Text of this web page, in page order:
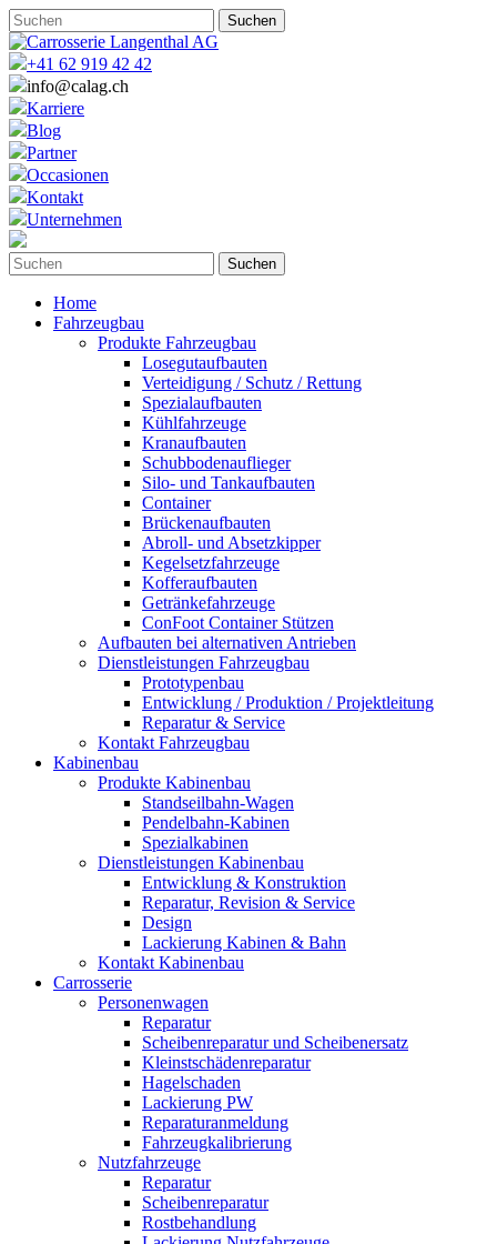
+41 62 919 42 42
info@calag.ch
Karriere
Blog
Partner
Occasionen
Kontakt
Unternehmen
Home
Fahrzeugbau
Produkte Fahrzeugbau
Losegutaufbauten
Verteidigung / Schutz / Rettung
Spezialaufbauten
Kühlfahrzeuge
Kranaufbauten
Schubbodenauflieger
Silo- und Tankaufbauten
Container
Brückenaufbauten
Abroll- und Absetzkipper
Kegelsetzfahrzeuge
Kofferaufbauten
Getränkefahrzeuge
ConFoot Container Stützen
Aufbauten bei alternativen Antrieben
Dienstleistungen Fahrzeugbau
Prototypenbau
Entwicklung / Produktion / Projektleitung
Reparatur & Service
Kontakt Fahrzeugbau
Kabinenbau
Produkte Kabinenbau
Standseilbahn-Wagen
Pendelbahn-Kabinen
Spezialkabinen
Dienstleistungen Kabinenbau
Entwicklung & Konstruktion
Reparatur, Revision & Service
Design
Lackierung Kabinen & Bahn
Kontakt Kabinenbau
Carrosserie
Personenwagen
Reparatur
Scheibenreparatur und Scheibenersatz
Kleinstschädenreparatur
Hagelschaden
Lackierung PW
Reparaturanmeldung
Fahrzeugkalibrierung
Nutzfahrzeuge
Reparatur
Scheibenreparatur
Rostbehandlung